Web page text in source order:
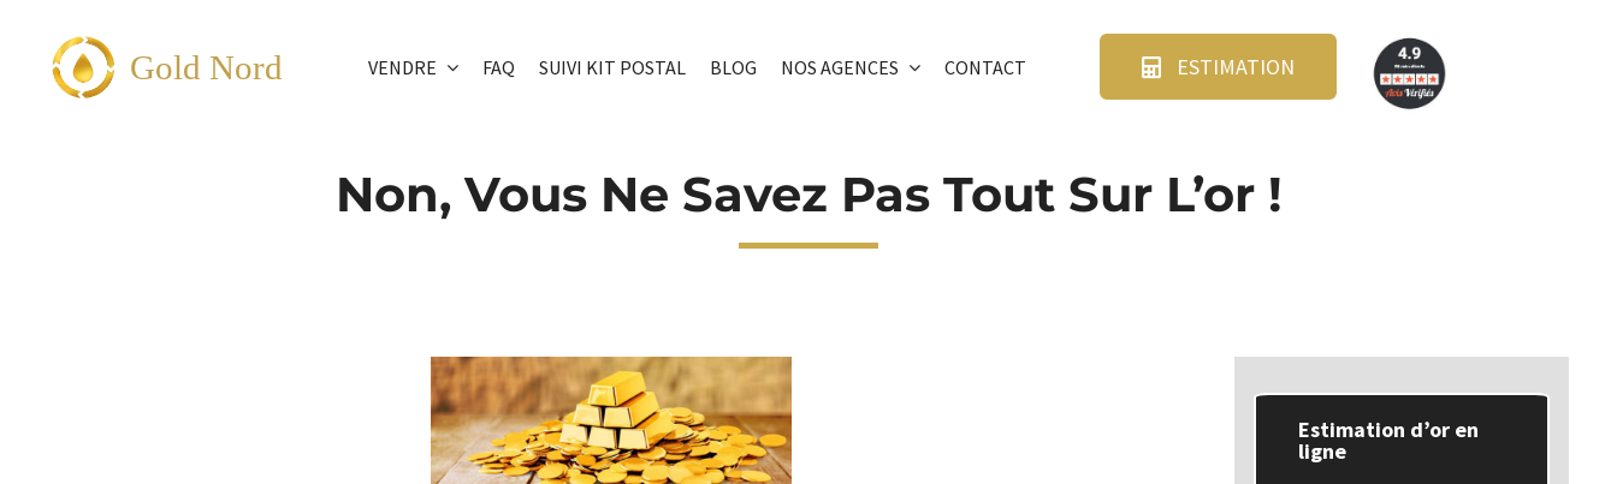
contenu
Gold Nord VENDRE FAQ SUIVI KIT POSTAL BLOG NOS AGENCES CONTACT ESTIMATION
Non, Vous Ne Savez Pas Tout Sur L’or !
Estimation d’or en
ligne